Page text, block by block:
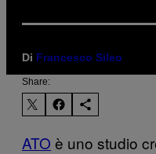
Di Francesco Sileo
Share:
ATO è uno studio